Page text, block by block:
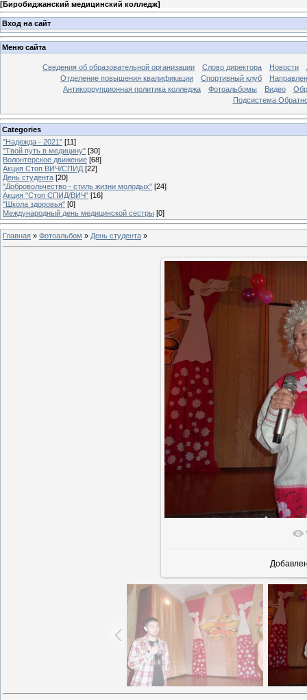
[Биробиджанский медицинский колледж]
Вход на сайт
Меню сайта
Сведения об образовательной организации Слово директора Новости
Отделение повышения квалификации
Спортивный клуб
Антикоррупционная политика колледжа
Фотоальбомы Видео
Подсистема
Categories
"Надежда - 2021" [11]
"Твой путь в медицину" [30]
Волонтерское движение [68]
Акция Стоп ВИЧ/СПИД [22]
День студента [20]
"Добровольчество - стиль жизни молодых" [24]
Акция "Стоп СПИД/ВИЧ" [16]
"Школа здоровья" [0]
Международный день медицинской сестры [0]
Главная » Фотоальбом » День студента »
В